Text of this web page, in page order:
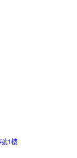
1樓